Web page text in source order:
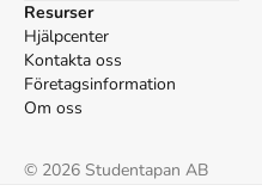
Resurser
Hjälpcenter
Kontakta oss
Företagsinformation
Om oss
© 2026 Studentapan AB